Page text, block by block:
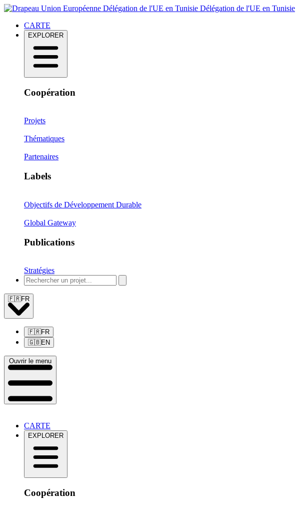
Délégation de l'UE en Tunisie Délégation de l'UE en Tunisie
CARTE
EXPLORER
Coopération
Projets
Thématiques
Partenaires
Labels
Objectifs de Développement Durable
Global Gateway
Publications
Stratégies
🇫🇷FR
🇫🇷FR
🇬🇧EN
Ouvrir le menu
CARTE
EXPLORER
Coopération